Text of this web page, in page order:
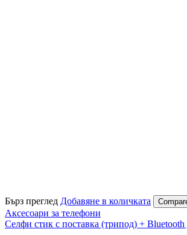
Бърз преглед Добавяне в количката
Аксесоари за телефони
Селфи стик с поставка (трипод) +